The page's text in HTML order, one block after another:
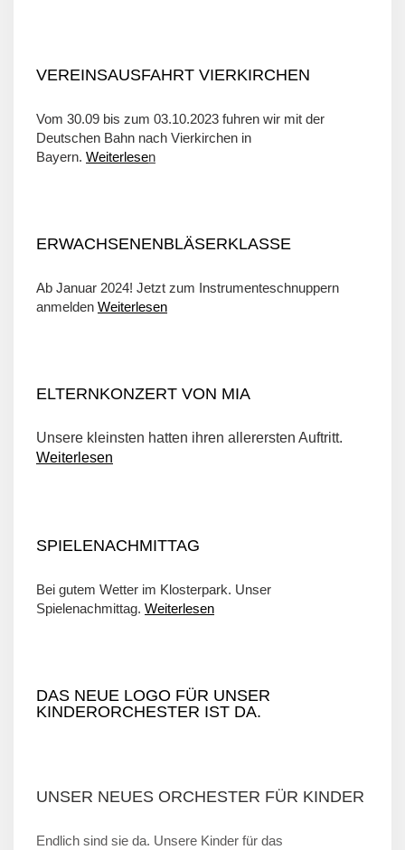
VEREINSAUSFAHRT VIERKIRCHEN
Vom 30.09 bis zum 03.10.2023 fuhren wir mit der
Deutschen Bahn nach Vierkirchen in
Bayern. Weiterlesen
ERWACHSENENBLÄSERKLASSE
Ab Januar 2024! Jetzt zum Instrumenteschnuppern
anmelden Weiterlesen
ELTERNKONZERT VON MIA
Unsere kleinsten hatten ihren allerersten Auftritt.
Weiterlesen
SPIELENACHMITTAG
Bei gutem Wetter im Klosterpark. Unser
Spielenachmittag. Weiterlesen
DAS NEUE LOGO FÜR UNSER
KINDERORCHESTER IST DA.
UNSER NEUES ORCHESTER FÜR KINDER
Endlich sind sie da. Unsere Kinder für das